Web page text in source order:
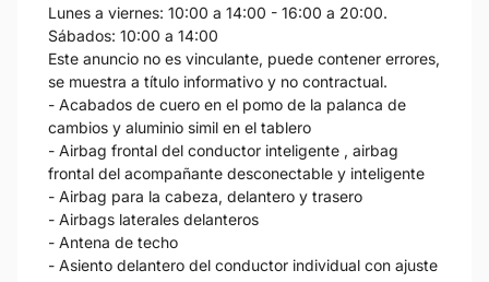
Lunes a viernes: 10:00 a 14:00 - 16:00 a 20:00.
Sábados: 10:00 a 14:00
Este anuncio no es vinculante, puede contener errores,
se muestra a título informativo y no contractual.
- Acabados de cuero en el pomo de la palanca de
cambios y aluminio simil en el tablero
- Airbag frontal del conductor inteligente , airbag
frontal del acompañante desconectable y inteligente
- Airbag para la cabeza, delantero y trasero
- Airbags laterales delanteros
- Antena de techo
- Asiento delantero del conductor individual con ajuste